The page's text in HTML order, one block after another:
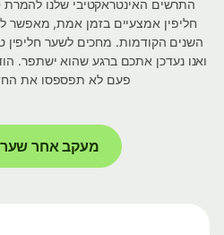
השנים הקודמות. מחכים לשער חליפין
ואנו נעדכן אתכם ברגע שהוא ישתפר.
פעם לא תפספסו את
מעקב אחר שער